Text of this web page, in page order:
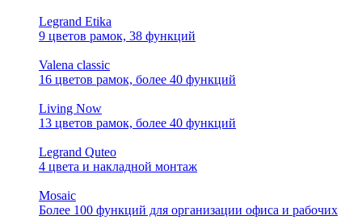
Legrand Etika
9 цветов рамок, 38 функций
Valena classic
16 цветов рамок, более 40 функций
Living Now
13 цветов рамок, более 40 функций
Legrand Quteo
4 цвета и накладной монтаж
Mosaic
Более 100 функций для организации офиса и рабочих